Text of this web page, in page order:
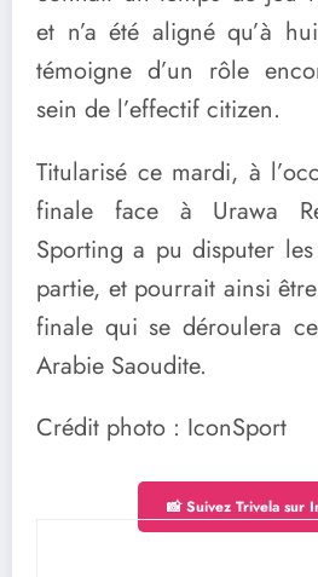
et n’a été aligné qu’à
témoigne d’un rôle
sein de l’effectif citizen.
Titularisé ce mardi, à
finale face à Urawa
Sporting a pu disputer
partie, et pourrait ainsi
finale qui se déroulera
Arabie Saoudite.
Crédit photo : IconSport
📸 Suivez Trivela sur